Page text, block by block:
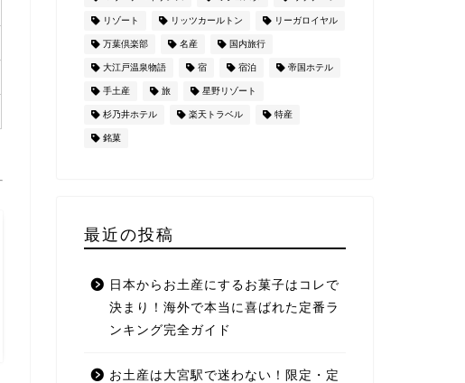
リゾート リッツカールトン リーガロイヤル
万葉倶楽部 名産 国内旅行
大江戸温泉物語 宿 宿泊 帝国ホテル
手土産 旅 星野リゾート
杉乃井ホテル 楽天トラベル 特産
銘菓
最近の投稿
日本からお土産にするお菓子はコレで
決まり！海外で本当に喜ばれた定番ラ
ンキング完全ガイド
お土産は大宮駅で迷わない！限定・定